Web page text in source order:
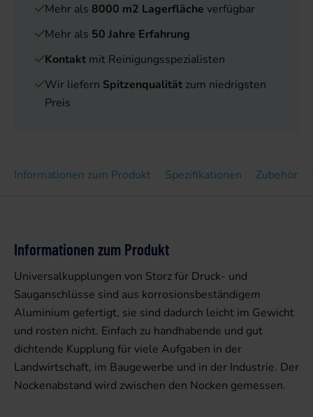
Mehr als 8000 m2 Lagerfläche verfügbar
Mehr als 50 Jahre Erfahrung
Kontakt mit Reinigungsspezialisten
Wir liefern Spitzenqualität zum niedrigsten
Preis
Informationen zum Produkt Spezifikationen Zubehör
Informationen zum Produkt
Universalkupplungen von Storz für Druck- und
Sauganschlüsse sind aus korrosionsbeständigem
Aluminium gefertigt, sie sind dadurch leicht im Gewicht
und rosten nicht. Einfach zu handhabende und gut
dichtende Kupplung für viele Aufgaben in der
Landwirtschaft, im Baugewerbe und in der Industrie. Der
Nockenabstand wird zwischen den Nocken gemessen.